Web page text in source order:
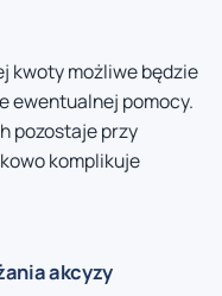
kwoty możliwe będzie
ewentualnej pomocy.
pozostaje przy
komplikuje
akcyzy